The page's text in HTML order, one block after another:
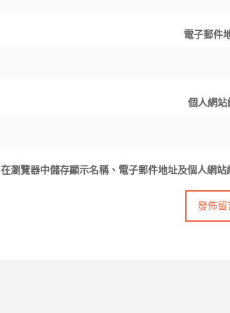
電子郵件
個人網站
在瀏覽器中儲存顯示名稱、電子郵件地址及個人網